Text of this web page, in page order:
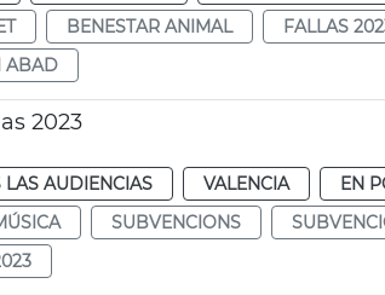
BENESTAR ANIMAL
FALLAS
ABAD
2023
LAS AUDIENCIAS VALENCIA
EN
SUBVENCIONS